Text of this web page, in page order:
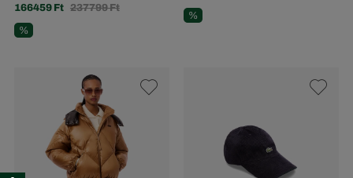
166459 Ft 237799 Ft
%
%